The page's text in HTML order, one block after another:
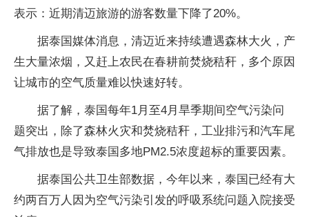
表示：近期清迈旅游的游客数量下降了20%。
据泰国媒体消息，清迈近来持续遭遇森林大火，产
生大量浓烟，又赶上农民在春耕前焚烧秸秆，多个原因
让城市的空气质量难以快速好转。
据了解，泰国每年1月至4月旱季期间空气污染问
题突出，除了森林火灾和焚烧秸秆，工业排污和汽车尾
气排放也是导致泰国多地PM2.5浓度超标的重要因素。
据泰国公共卫生部数据，今年以来，泰国已经有大
约两百万人因为空气污染引发的呼吸系统问题入院接受